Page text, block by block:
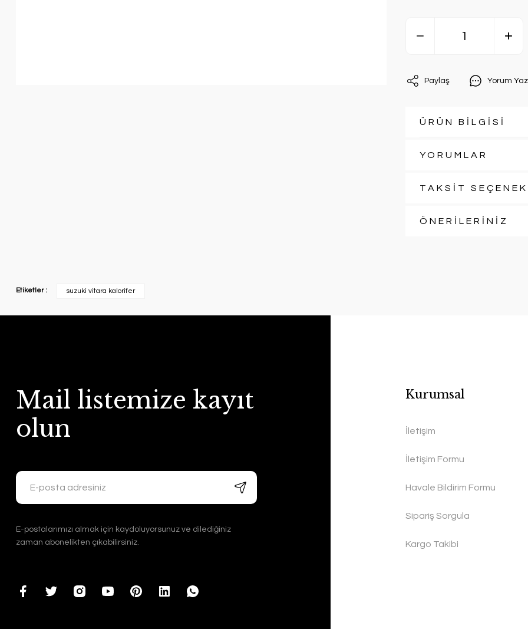
Paylaş Yorum Yaz
ÜRÜN BİLGİSİ
YORUMLAR
TAKSİT
ÖNERİLERİNİZ
Etiketler : suzuki vitara kalorifer
Mail listemize kayıt
olun
E-postalarımızı almak için kaydoluyorsunuz ve dilediğiniz
zaman abonelikten çıkabilirsiniz.
Kurumsal
İletişim
İletişim Formu
Havale Bildirim Formu
Sipariş Sorgula
Kargo Takibi